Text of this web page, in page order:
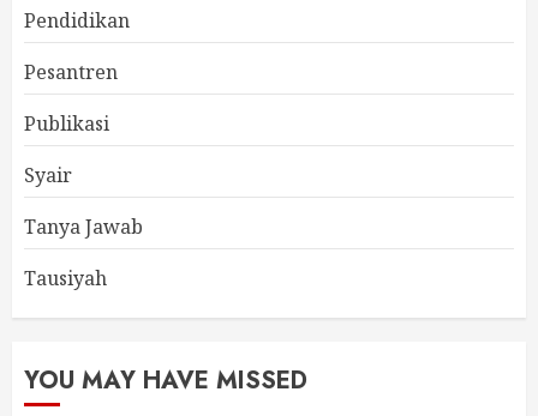
Pendidikan
Pesantren
Publikasi
Syair
Tanya Jawab
Tausiyah
YOU MAY HAVE MISSED